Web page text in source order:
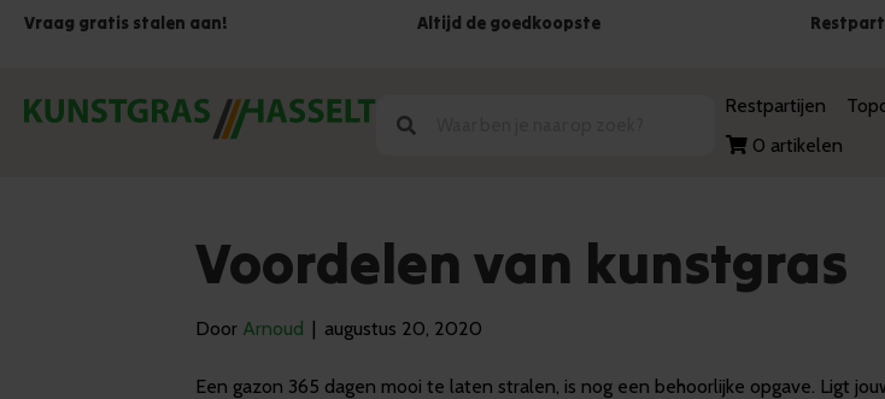
Vraag gratis stalen aan! Altijd de goedkoopste
Restpartijen
0 artikelen
Voordelen van kunstgras
Door Arnoud | augustus 20, 2020
Een gazon 365 dagen mooi te laten stralen, is nog een behoorlijke opgave. Ligt